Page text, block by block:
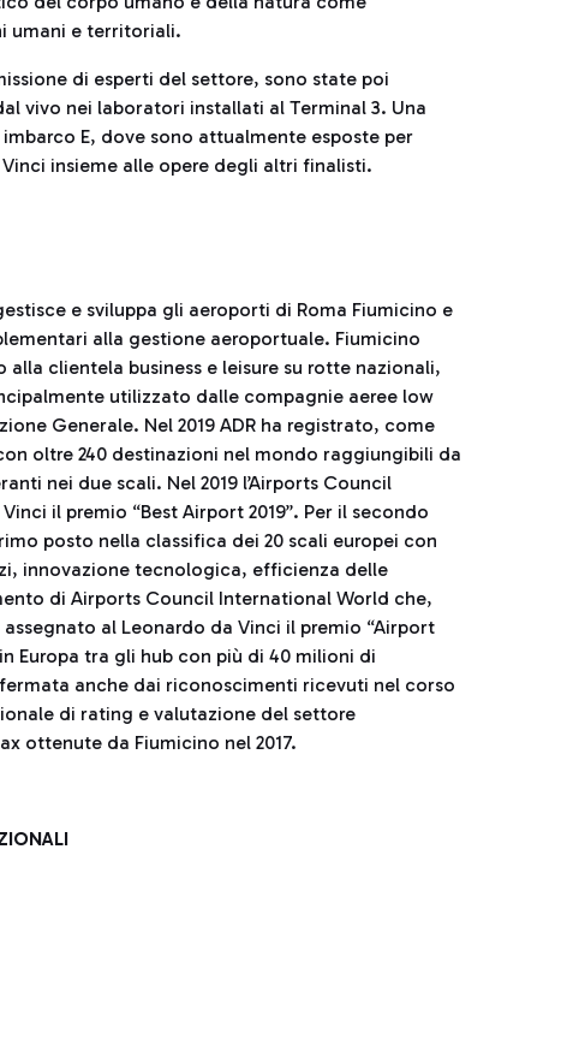
umani e territoriali.
di esperti del settore, sono state poi
vivo nei laboratori installati al Terminal 3. Una
E, dove sono attualmente esposte per
insieme alle opere degli altri finalisti.
e sviluppa gli aeroporti di Roma Fiumicino e
alla gestione aeroportuale. Fiumicino
clientela business e leisure su rotte nazionali,
utilizzato dalle compagnie aeree low
Generale. Nel 2019 ADR ha registrato, come
oltre 240 destinazioni nel mondo raggiungibili da
nei due scali. Nel 2019 l’Airports Council
il premio “Best Airport 2019”. Per il secondo
posto nella classifica dei 20 scali europei con
innovazione tecnologica, efficienza delle
di Airports Council International World che,
al Leonardo da Vinci il premio “Airport
Europa tra gli hub con più di 40 milioni di
anche dai riconoscimenti ricevuti nel corso
di rating e valutazione del settore
ottenute da Fiumicino nel 2017.